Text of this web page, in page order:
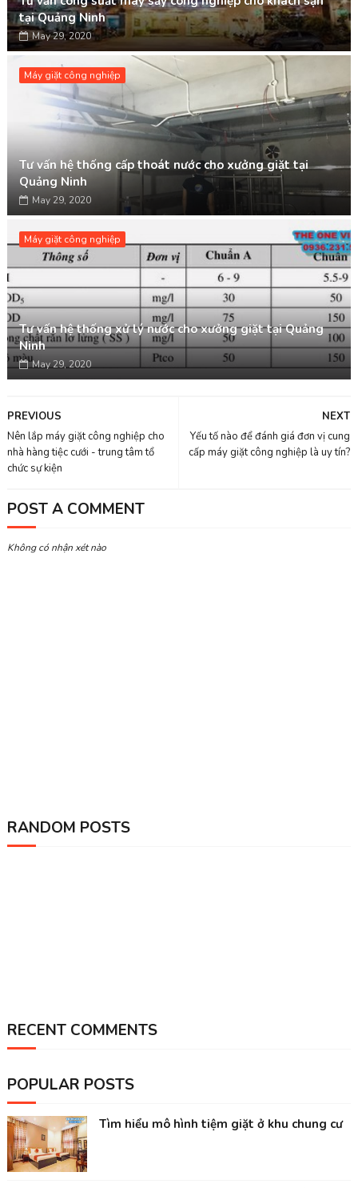
tại Quảng Ninh
May 29, 2020
Máy giặt công nghiệp
Tư vấn hệ thống cấp thoát nước cho xưởng giặt tại
Quảng Ninh
May 29, 2020
Máy giặt công nghiệp
Tư vấn hệ thống xử lý nước cho xưởng giặt tại Quảng
Ninh
May 29, 2020
NEXT
Yếu tố nào để đánh giá đơn vị cung
cấp máy giặt công nghiệp là uy tín?
PREVIOUS
Nên lắp máy giặt công nghiệp cho
nhà hàng tiệc cưới - trung tâm tổ
chức sự kiện
POST A COMMENT
Không có nhận xét nào
RANDOM POSTS
RECENT COMMENTS
POPULAR POSTS
Tìm hiểu mô hình tiệm giặt ở khu chung cư